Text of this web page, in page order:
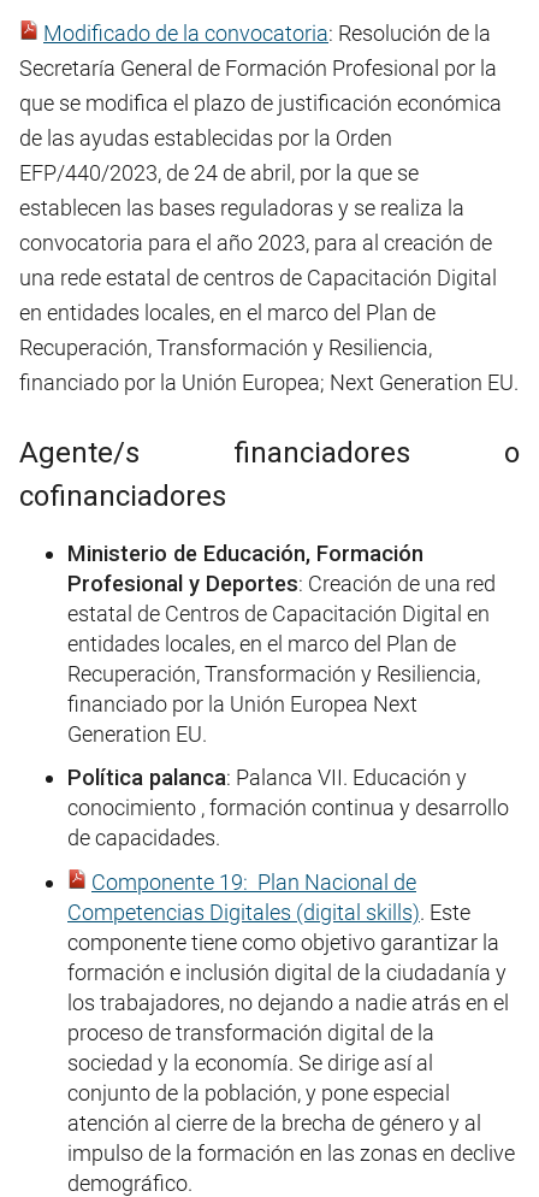
Modificado de la convocatoria: Resolución de la
Secretaría General de Formación Profesional por la
que se modifica el plazo de justificación económica
de las ayudas establecidas por la Orden
EFP/440/2023, de 24 de abril, por la que se
establecen las bases reguladoras y se realiza la
convocatoria para el año 2023, para al creación de
una rede estatal de centros de Capacitación Digital
en entidades locales, en el marco del Plan de
Recuperación, Transformación y Resiliencia,
financiado por la Unión Europea; Next Generation EU.
Agente/s financiadores o
cofinanciadores
Ministerio de Educación, Formación
Profesional y Deportes: Creación de una red
estatal de Centros de Capacitación Digital en
entidades locales, en el marco del Plan de
Recuperación, Transformación y Resiliencia,
financiado por la Unión Europea Next
Generation EU.
Política palanca: Palanca VII. Educación y
conocimiento , formación continua y desarrollo
de capacidades.
Componente 19: Plan Nacional de
Competencias Digitales (digital skills). Este
componente tiene como objetivo garantizar la
formación e inclusión digital de la ciudadanía y
los trabajadores, no dejando a nadie atrás en el
proceso de transformación digital de la
sociedad y la economía. Se dirige así al
conjunto de la población, y pone especial
atención al cierre de la brecha de género y al
impulso de la formación en las zonas en declive
demográfico.